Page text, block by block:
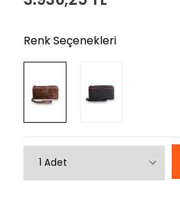
Renk Seçenekleri